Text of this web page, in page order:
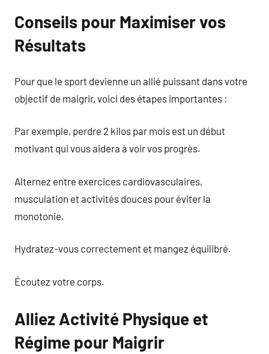
Conseils pour Maximiser vos
Résultats
Pour que le sport devienne un allié puissant dans votre
objectif de maigrir, voici des étapes importantes :
Par exemple, perdre 2 kilos par mois est un début
motivant qui vous aidera à voir vos progrès.
Alternez entre exercices cardiovasculaires,
musculation et activités douces pour éviter la
monotonie.
Hydratez-vous correctement et mangez équilibré.
Écoutez votre corps.
Alliez Activité Physique et
Régime pour Maigrir